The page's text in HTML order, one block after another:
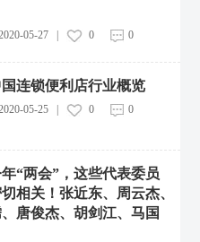
05-27| 0 0
连锁便利店行业概览
05-25| 0 0
“两会”，这些代表委员
相关！张近东、周云杰、
唐俊杰、胡剑江、马国
递服务垄断